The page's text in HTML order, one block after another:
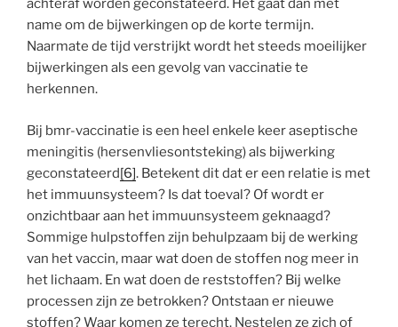
achteraf worden geconstateerd. Het gaat dan met
name om de bijwerkingen op de korte termijn.
Naarmate de tijd verstrijkt wordt het steeds moeilijker
bijwerkingen als een gevolg van vaccinatie te
herkennen.
Bij bmr-vaccinatie is een heel enkele keer aseptische
meningitis (hersenvliesontsteking) als bijwerking
geconstateerd[6]. Betekent dit dat er een relatie is met
het immuunsysteem? Is dat toeval? Of wordt er
onzichtbaar aan het immuunsysteem geknaagd?
Sommige hulpstoffen zijn behulpzaam bij de werking
van het vaccin, maar wat doen de stoffen nog meer in
het lichaam. En wat doen de reststoffen? Bij welke
processen zijn ze betrokken? Ontstaan er nieuwe
stoffen? Waar komen ze terecht. Nestelen ze zich of